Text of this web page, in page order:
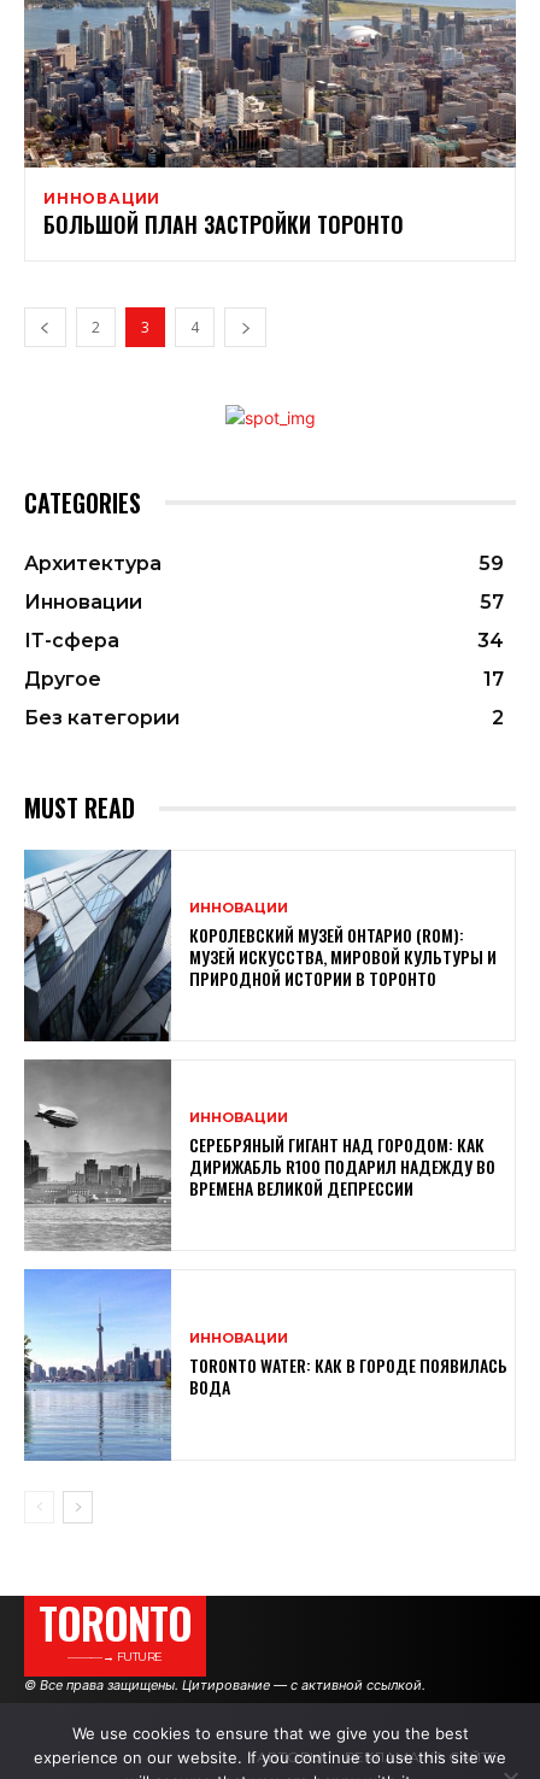
ИННОВАЦИИ
БОЛЬШОЙ ПЛАН ЗАСТРОЙКИ ТОРОНТО
2 3 4
CATEGORIES
Архитектура
59
Инновации
57
ІТ-сфера
34
Другое
17
Без категории
2
MUST READ
ИННОВАЦИИ
КОРОЛЕВСКИЙ МУЗЕЙ ОНТАРИО (ROM):
МУЗЕЙ ИСКУССТВА, МИРОВОЙ КУЛЬТУРЫ И
ПРИРОДНОЙ ИСТОРИИ В ТОРОНТО
ИННОВАЦИИ
СЕРЕБРЯНЫЙ ГИГАНТ НАД ГОРОДОМ: КАК
ДИРИЖАБЛЬ R100 ПОДАРИЛ НАДЕЖДУ ВО
ВРЕМЕНА ВЕЛИКОЙ ДЕПРЕССИИ
ИННОВАЦИИ
TORONTO WATER: КАК В ГОРОДЕ ПОЯВИЛАСЬ
ВОДА
TORONTO
———→ FUTURE
© Все права защищены. Цитирование — с активной ссылкой.
АВТОРЫ РЕКЛАМА НА САЙТЕ
We use cookies to ensure that we give you the best
experience on our website. If you continue to use this site we